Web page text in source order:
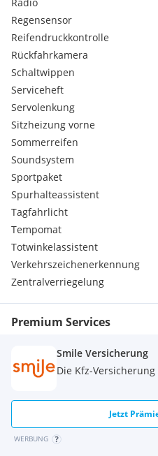
Regensensor
Reifendruckkontrolle
Rückfahrkamera
Schaltwippen
Serviceheft
Servolenkung
Sitzheizung vorne
Sommerreifen
Soundsystem
Sportpaket
Spurhalteassistent
Tagfahrlicht
Tempomat
Totwinkelassistent
Verkehrszeichenerkennung
Zentralverriegelung
Premium Services
Smile Versicherung
Die Kfz-
Jetzt
WERBUNG